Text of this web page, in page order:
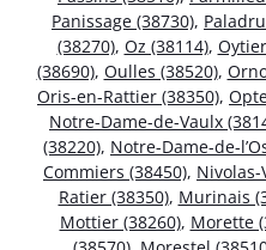
Panissage (38730),
(38270), Oz (38114),
(38690), Oulles (38520),
Oris-en-Rattier (38350),
Notre-Dame-de-Vaulx
(38220), Notre-Dame-de-
Commiers (38450), Nivolas-
Ratier (38350), Murinais
Mottier (38260), Morette